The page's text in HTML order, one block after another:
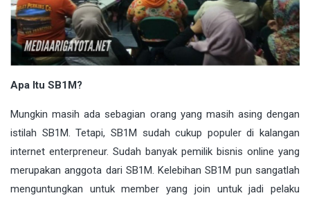
Apa Itu SB1M?
Mungkin masih ada sebagian orang yang masih asing dengan
istilah SB1M. Tetapi, SB1M sudah cukup populer di kalangan
internet enterpreneur. Sudah banyak pemilik bisnis online yang
merupakan anggota dari SB1M. Kelebihan SB1M pun sangatlah
menguntungkan untuk member yang join untuk jadi pelaku